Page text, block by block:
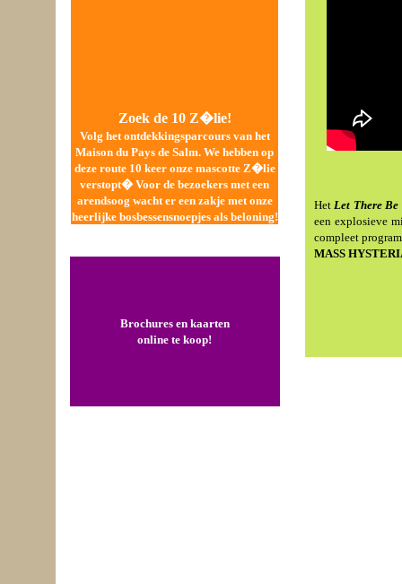
Zoek de 10 Z�lie!
Volg het ontdekkingsparcours van het
Maison du Pays de Salm. We hebben op
deze route 10 keer onze mascotte Z�lie
verstopt� Voor de bezoekers met een
arendsoog wacht er een zakje met onze
heerlijke bosbessensnoepjes als beloning!
Brochures en kaarten
online te koop!
HetLet There
een explosieve
compleet
MASS